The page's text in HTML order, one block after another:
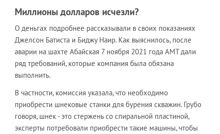
Миллионы долларов исчезли?
О деньгах подробнее рассказывали в своих показаниях
Джелсон Батиста и Биджу Наир. Как выяснилось, после
аварии на шахте Абайская 7 ноября 2021 года АМТ дали
ряд требований, которые компания была обязана
выполнить.
В частности, комиссия указала, что необходимо
приобрести шнековые станки для бурения скважин. Грубо
говоря, шнек - это стержень со спиральной пластиной,
эксперты потребовали приобрести такие машины, чтобы